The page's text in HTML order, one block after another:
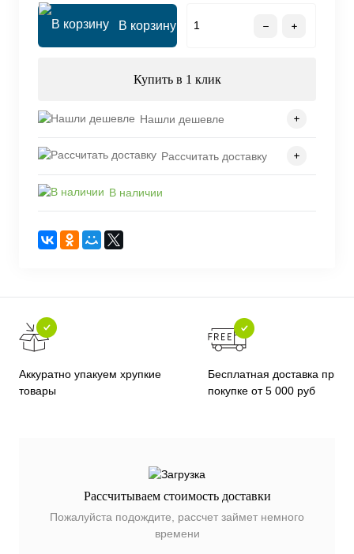
В корзину
Купить в 1 клик
Нашли дешевле
Рассчитать доставку
В наличии
Аккуратно упакуем хрупкие
товары
Бесплатная доставка при
покупке от 5 000 руб
Рассчитываем стоимость доставки
Пожалуйста подождите, рассчет займет немного
времени